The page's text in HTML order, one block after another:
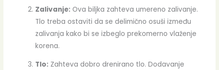
Zalivanje: Ova biljka zahteva umereno zalivanje.
Tlo treba ostaviti da se delimično osuši između
zalivanja kako bi se izbeglo prekomerno vlaženje
korena.
Tlo: Zahteva dobro drenirano tlo. Dodavanje